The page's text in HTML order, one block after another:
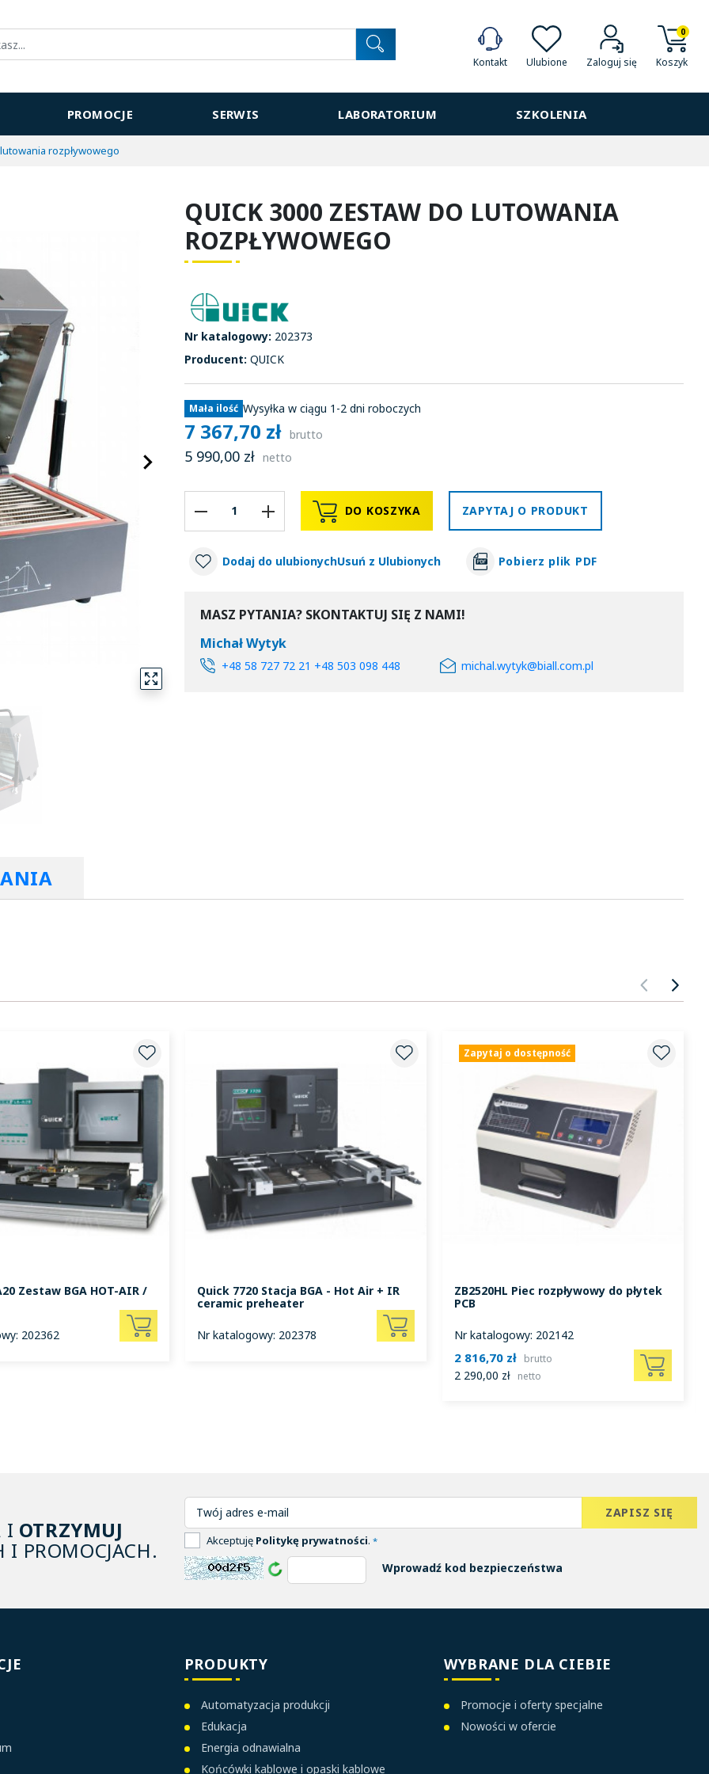
Kontakt Ulubione Zaloguj się Koszyk
0
PROMOCJE SERWIS LABORATORIUM SZKOLENIA
rozpływowego
Następny
keyboard_arrow_right
QUICK 3000 ZESTAW DO LUTOWANIA
ROZPŁYWOWEGO
Nr katalogowy: 202373
Producent: QUICK
Mała ilość Wysyłka w ciągu 1-2 dni roboczych
7 367,70 zł brutto
5 990,00 zł netto
DO KOSZYKA ZAPYTAJ O PRODUKT
Dodaj do ulubionychUsuń z Ulubionych Pobierz plik PDF
MASZ PYTANIA? SKONTAKTUJ SIĘ Z NAMI!
Michał Wytyk
+48 58 727 72 21 +48 503 098 448 michal.wytyk@biall.com.pl
Zestaw BGA HOT-AIR /
202362
Quick 7720 Stacja BGA - Hot Air + IR
ceramic preheater
Nr katalogowy: 202378
Zapytaj o dostępność
ZB2520HL Piec rozpływowy do płytek
PCB
Nr katalogowy: 202142
2 816,70 zł brutto
2 290,00 zł netto
I OTRZYMUJ
I PROMOCJACH. Akceptuję Politykę prywatności. *
Wprowadź kod bezpieczeństwa
PRODUKTY
Automatyzacja produkcji
Edukacja
Energia odnawialna
Końcówki kablowe i opaski kablowe
WYBRANE DLA CIEBIE
Promocje i oferty specjalne
Nowości w ofercie